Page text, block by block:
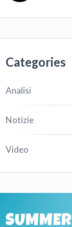
Categories
Analisi
Notizie
Video